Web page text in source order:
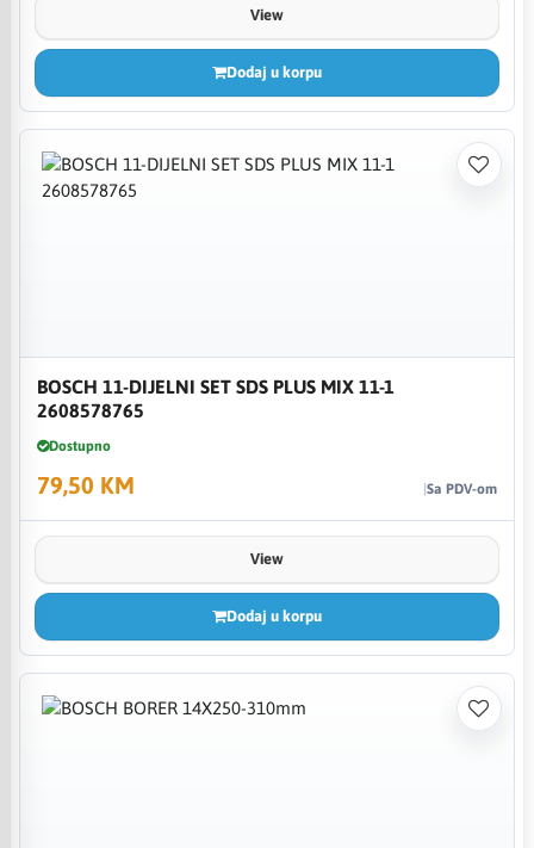
View
Dodaj u korpu
BOSCH 11-DIJELNI SET SDS PLUS MIX 11-1
2608578765
Dostupno
79,50 KM Sa PDV-om
View
Dodaj u korpu